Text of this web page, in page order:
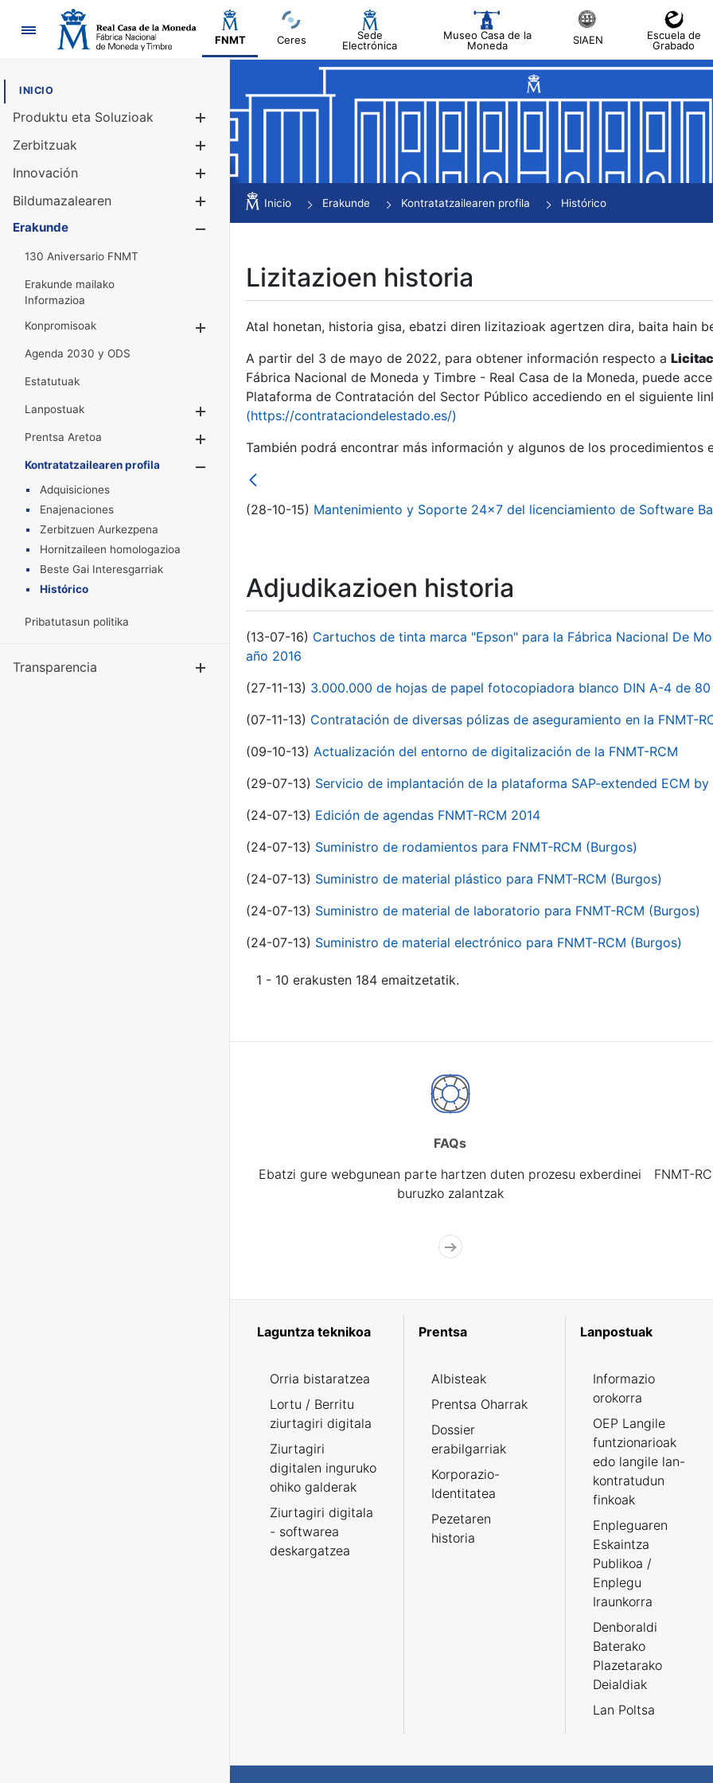
Nabigazioa
FNMT Ceres
Sede
Electrónica
Museo Casa de la
Moneda
SIAEN
Escuela de
Grabado
INICIO
Produktu eta Soluzioak
Erakutsi/Ezkutatu
Zerbitzuak
Innovación
Bildumazalearen
Erakutsi/Ezkutatu
Erakunde
130 Aniversario FNMT
Erakunde mailako
Informazioa
Konpromisoak
Erakutsi/Ezkutatu
Agenda 2030 y ODS
Estatutuak
Lanpostuak
Erakutsi/Ezkutatu
Prentsa Aretoa
Erakutsi/Ezkutatu
Kontratatzailearen profila
Adquisiciones
Enajenaciones
Zerbitzuen Aurkezpena
Hornitzaileen homologazioa
Beste Gai Interesgarriak
Histórico
Pribatutasun politika
Transparencia
Inicio Erakunde Kontratatzailearen profila Histórico
Lizitazioen historia
Atal honetan, historia gisa, ebatzi diren lizitazioak agertzen dira, baita hain
A partir del 3 de mayo de 2022, para obtener información respecto a
Fábrica Nacional de Moneda y Timbre - Real Casa de la Moneda, puede
Plataforma de Contratación del Sector Público accediendo en el siguiente
(https://contrataciondelestado.es/)
También podrá encontrar más información y algunos de los procedimientos
(28-10-15) Mantenimiento y Soporte 24x7 del licenciamiento de Software
Adjudikazioen historia
(13-07-16) Cartuchos de tinta marca "Epson" para la Fábrica Nacional De
año 2016
(27-11-13) 3.000.000 de hojas de papel fotocopiadora blanco DIN A-4 de 80
(07-11-13) Contratación de diversas pólizas de aseguramiento en la FNMT-
(09-10-13) Actualización del entorno de digitalización de la FNMT-RCM
(29-07-13) Servicio de implantación de la plataforma SAP-extended ECM by
(24-07-13) Edición de agendas FNMT-RCM 2014
(24-07-13) Suministro de rodamientos para FNMT-RCM (Burgos)
(24-07-13) Suministro de material plástico para FNMT-RCM (Burgos)
(24-07-13) Suministro de material de laboratorio para FNMT-RCM (Burgos)
(24-07-13) Suministro de material electrónico para FNMT-RCM (Burgos)
1 - 10 erakusten 184 emaitzetatik.
FAQs
Ebatzi gure webgunean parte hartzen duten prozesu exberdinei
buruzko zalantzak
FNMT-
Laguntza teknikoa
Orria bistaratzea
Lortu / Berritu
ziurtagiri digitala
Ziurtagiri
digitalen inguruko
ohiko galderak
Ziurtagiri digitala
- softwarea
deskargatzea
Prentsa
Albisteak
Prentsa Oharrak
Dossier
erabilgarriak
Korporazio-
Identitatea
Pezetaren
historia
Lanpostuak
Informazio
orokorra
OEP Langile
funtzionarioak
edo langile lan-
kontratudun
finkoak
Enpleguaren
Eskaintza
Publikoa /
Enplegu
Iraunkorra
Denboraldi
Baterako
Plazetarako
Deialdiak
Lan Poltsa